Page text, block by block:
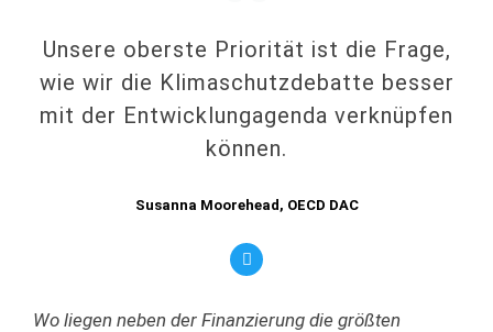
Unsere oberste Priorität ist die Frage,
wie wir die Klimaschutzdebatte besser
mit der Entwicklungagenda verknüpfen
können.
Susanna Moorehead, OECD DAC
Wo liegen neben der Finanzierung die größten